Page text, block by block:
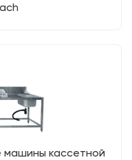
машины кассетной